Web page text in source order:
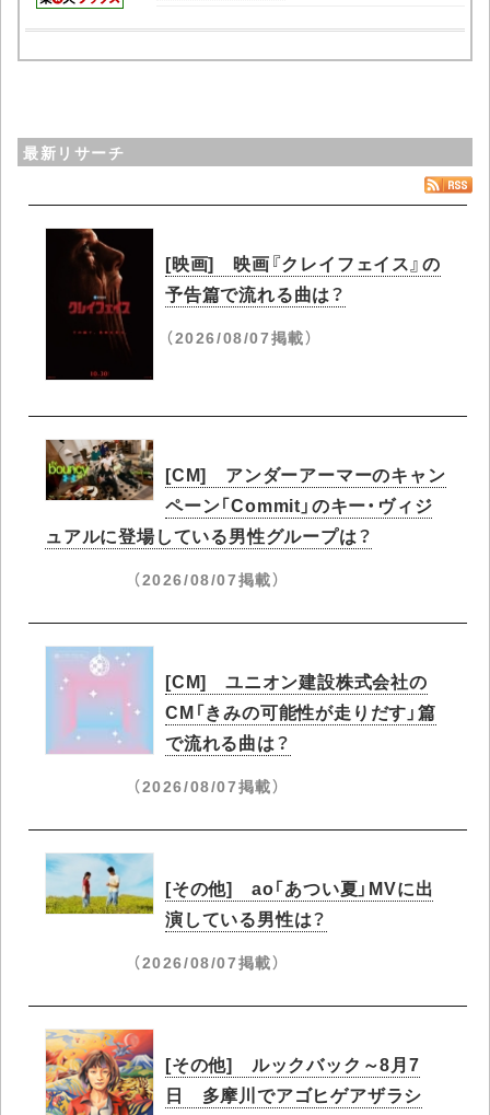
最新リサーチ
[映画] 映画『クレイフェイス』の
予告篇で流れる曲は？
（2026/08/07掲載）
[CM] アンダーアーマーのキャン
ペーン「Commit」のキー・ヴィジ
ュアルに登場している男性グループは？
（2026/08/07掲載）
[CM] ユニオン建設株式会社の
CM「きみの可能性が走りだす」篇
で流れる曲は？
（2026/08/07掲載）
[その他] ao「あつい夏」MVに出
演している男性は？
（2026/08/07掲載）
[その他] ルックバック～8月7
日 多摩川でアゴヒゲアザラシ